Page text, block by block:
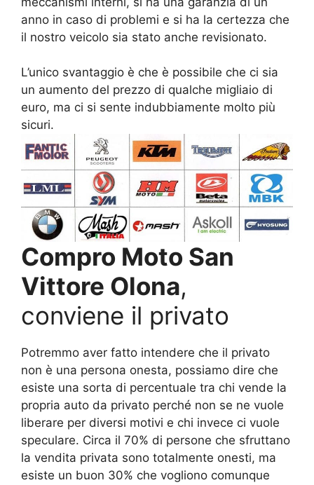
anno in caso di problemi e si ha la certezza che
il nostro veicolo sia stato anche revisionato.
L’unico svantaggio è che è possibile che ci sia
un aumento del prezzo di qualche migliaio di
euro, ma ci si sente indubbiamente molto più
sicuri.
Compro Moto San
Vittore Olona,
conviene il privato
Potremmo aver fatto intendere che il privato
non è una persona onesta, possiamo dire che
esiste una sorta di percentuale tra chi vende la
propria auto da privato perché non se ne vuole
liberare per diversi motivi e chi invece ci vuole
speculare. Circa il 70% di persone che sfruttano
la vendita privata sono totalmente onesti, ma
esiste un buon 30% che vogliono comunque